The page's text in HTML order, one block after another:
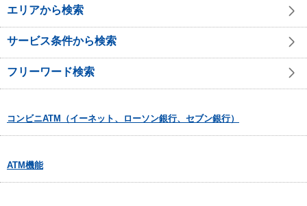
エリアから検索
サービス条件から検索
フリーワード検索
コンビニATM（イーネット、ローソン銀行、セブン銀行）
ATM機能